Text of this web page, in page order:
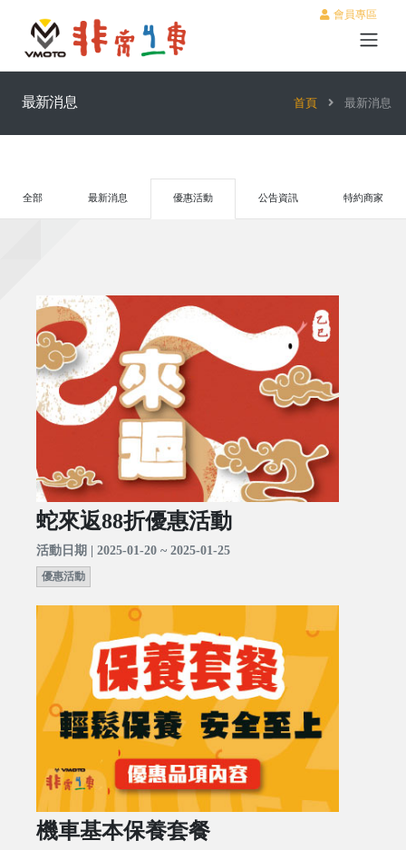
會員專區
最新消息 首頁 最新消息
全部 最新消息 優惠活動 公告資訊 特約商家
蛇來返88折優惠活動
活動日期 | 2025-01-20 ~ 2025-01-25
優惠活動
機車基本保養套餐